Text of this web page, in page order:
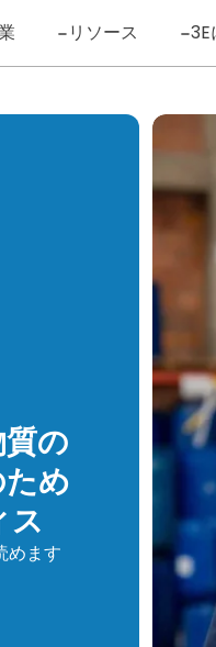
リソース 3E
の
め
ス
めます